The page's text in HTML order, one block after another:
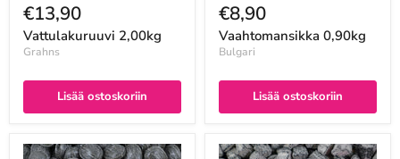
€13,90
Vattulakuruuvi 2,00kg
Grahns
Lisää ostoskoriin
€8,90
Vaahtomansikka 0,90kg
Bulgari
Lisää ostoskoriin